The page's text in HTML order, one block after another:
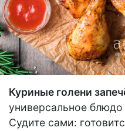
Куриные голени
универсальное
Судите сами: